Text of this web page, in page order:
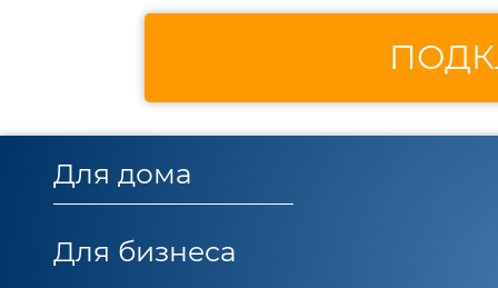
Для дома
Для бизнеса